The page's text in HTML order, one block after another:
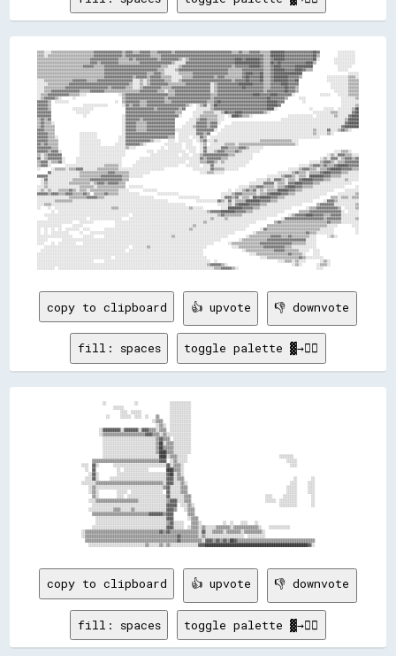
▒▒▒▒░░░░▒▒▒▒▒▒▒▒▒▒▒▒▒▒▒▒▒▒▒▒▒▒▒▒▓▓▓▓▓▓▓▓▓▓▓▓▓▓▓▓▒▒▓▓▓▓▒▒▒▒▓▓▓▓▓▓▒▒▒▒▓▓▓▓▓▓▓▓▒▒▓▓▓▓▓▓▓▓▓▓▓▓▓▓▓▓▓▓▓▓▓▓▓▓▓▓▓▓▓▓▓▓▒▒▒▒▓▓▒▒▒▒▓▓▓▓▓▓▒▒▒▒▒▒████████▓▓▓▓▓▓▓▓▓▓▓▓▓▓▓▓██▓▓          ░░░░░░░░░░  
▒▒▒▒░░▒▒▒▒▒▒▒▒▒▒▒▒▒▒▒▒▒▒▒▒▒▒▒▒▒▒▓▓▓▓▓▓▓▓▓▓▓▓▓▓▓▓▒▒▓▓▓▓▓▓▓▓▓▓▓▓▓▓▒▒▒▒▒▒▓▓▓▓▓▓▓▓▓▓▓▓▓▓▓▓▓▓▓▓▓▓▓▓▓▓▓▓▓▓▓▓▓▓▓▓▓▓▓▓▓▓▓▓▓▓▓▓▓▓▓▓▓▓▓▓▓▓▒▒▒▒████████▓▓▓▓▓▓▓▓▓▓▓▓▓▓▓▓██▒▒          ░░░░░░░░░░  
▒▒▒▒▒▒▒▒▒▒▒▒▒▒▒▒▒▒▒▒▒▒▒▒▒▒▒▒▒▒▓▓▓▓▓▓▓▓▓▓▓▓▓▓▓▓▒▒▒▒▒▒▓▓▒▒▓▓▓▓▓▓▓▓▓▓▓▓▒▒▓▓▓▓▓▓▓▓▓▓▒▒░░▒▒▓▓▓▓▓▓▓▓▓▓▓▓▓▓▓▓▓▓▓▓▓▓▓▓▓▓████▓▓████████▓▓▒▒▒▒▓▓██████▓▓▓▓▓▓▓▓▓▓▓▓▓▓▓▓██░░        ░░░░░░░░░░░░  
▒▒▒▒▒▒▒▒▒▒▒▒▒▒▒▒▒▒▒▒▒▒▒▒▒▒▒▒▒▒▓▓▓▓▒▒▓▓▓▓▓▓▓▓▓▓▒▒▒▒▒▒▒▒▒▒▒▒▓▓▓▓▓▓▓▓▓▓▓▓▓▓▓▓▓▓▒▒░░░░░░▓▓▓▓▓▓▓▓▓▓▓▓▓▓▓▓▓▓▓▓▓▓▓▓▓▓▓▓██████████████▓▓▒▒▒▒██▓▓██▓▓▓▓▓▓▓▓▓▓▓▓▓▓████▒▒          ░░░░░░░░░░░░  
▒▒▒▒▒▒▒▒▒▒▒▒▒▒▒▒▒▒▒▒▒▒▒▒▒▒▓▓▓▓▓▓▒▒▒▒▒▒▓▓▓▓▓▓▓▓▓▓▓▓▓▓▓▓▓▓▓▓▓▓▓▓▓▓▓▓▓▓▓▓▒▒▒▒░░░░░░▒▒▓▓▓▓▓▓▓▓▓▓▓▓▓▓▓▓▓▓▓▓▓▓▓▓▓▓▓▓▒▒▓▓▓▓▓▓▓▓██████▓▓▒▒▒▒▓▓████▓▓▓▓▓▓▓▓██████████              ░░░░░░░░    
▒▒▒▒▒▒▒▒▒▒▒▒▒▒▒▒▒▒▒▒▒▒▒▒▒▒▒▒▒▒▒▒▒▒▒▒▒▒▓▓▓▓▓▓▓▓▓▓▓▓▓▓▓▓▓▓▓▓▓▓▓▓▓▓▓▓▓▓▒▒▒▒░░░░░░▒▒▓▓▓▓▓▓▓▓▓▓▓▓▓▓▓▓▓▓▓▓▓▓▓▓▓▓▓▓▒▒▒▒▒▒▒▒▓▓▓▓▓▓▓▓▓▓▓▓▒▒▒▒▓▓██████▓▓▓▓▓▓████▓▓▒▒▒▒              ░░░░░░      
▒▒▒▒▒▒▒▒▒▒▒▒▒▒▒▒▒▒▒▒▒▒▒▒▒▒▒▒▒▒▒▒▒▒▒▒▒▒▓▓▓▓▓▓▓▓▓▓▓▓▓▓▓▓▓▓▓▓▓▓▓▓▒▒▒▒▓▓▓▓▒▒░░░░░░░░▒▒▒▒▒▒▒▒▓▓▓▓▓▓▓▓▓▓▓▓▓▓▓▓▓▓▓▓▒▒▒▒▒▒▒▒▓▓████▓▓▓▓██▒▒▒▒▓▓████████████████                          ░░░░░░
▒▒▒▒▒▒▒▒▒▒▒▒▒▒▒▒▒▒▒▒▒▒▒▒▒▒▒▒▒▒▒▒▒▒▒▒▒▒▓▓▓▓▓▓▓▓▓▓▓▓▓▓▓▓▒▒▓▓▓▓▓▓▒▒▓▓▓▓▓▓▒▒▒▒▒▒░░░░░░▒▒▒▒▒▒▓▓▓▓▓▓▓▓▓▓▓▓▒▒▓▓▓▓▒▒▒▒▒▒▒▒▒▒▓▓██▓▓▓▓▓▓██▒▒▒▒▓▓████████▓▓▓▓▓▓▒▒              ░░░░░░░░░░░░▒▒▒▒░░
░░░░▒▒▒▒▒▒▒▒▒▒▒▒▒▒▒▒▓▓▓▓▓▓▓▓▒▒▒▒▒▒▓▓▓▓▓▓▓▓▓▓▓▓▓▓▓▓▓▓▓▓░░░░▒▒░░▒▒▓▓▓▓▓▓▓▓▒▒▒▒░░░░▒▒▓▓▓▓▓▓▓▓▓▓▓▓▓▓▓▓▓▓▓▓▓▓▓▓▓▓▓▓▒▒▓▓▓▓▓▓██▓▓▓▓▓▓██▒▒▒▒▓▓████████▓▓▓▓██                ░░░░░░░░░░░░▒▒▒▒▒▒
░░░░░░▒▒▒▒▒▒▒▒▒▒▒▒▓▓▓▓▓▓▓▓▓▓▓▓▓▓▓▓▓▓▓▓▓▓▓▓▓▓▓▓▓▓▓▓▓▓▒▒░░░░▒▒░░▒▒▓▓▓▓▓▓▓▓▓▓▒▒▒▒▒▒▒▒▒▒▓▓▓▓▓▓▓▓▓▓▓▓▓▓░░▒▒▓▓▓▓▓▓▓▓▓▓▓▓████████▓▓▓▓▓▓▒▒▒▒▓▓▓▓▓▓████▓▓▓▓▓▓                  ░░░░░░░░░░▒▒▒▒▒▒
░░░░▒▒▒▒▒▒▒▒▒▒▒▒▓▓▓▓▓▓▓▓▓▓▓▓▓▓▓▓▓▓▓▓▓▓▓▓▒▒▓▓▓▓▓▓▓▓▒▒▒▒░░░░▒▒▓▓▓▓▓▓▓▓▓▓▒▒▒▒▒▒▓▓▓▓▓▓▓▓▓▓▓▓▓▓▓▓▓▓▓▓▓▓░░▒▒▓▓▓▓▓▓▓▓▓▓▓▓▓▓██▓▓▓▓▓▓▓▓▓▓▒▒▒▒▓▓▓▓▓▓▓▓██▓▓▓▓▒▒                  ░░░░░░░░░░▒▒▒▒▒▒
░░░░▒▒▒▒▓▓▓▓▓▓▓▓▓▓▓▓▓▓▓▓▒▒▒▒▒▒▓▓▓▓▓▓▓▓▒▒▒▒▒▒▒▒▒▒▒▒▒▒▒▒▒▒▒▒▓▓▓▓▓▓▓▓▓▓▒▒▒▒░░▒▒▒▒▓▓▓▓▓▓▓▓▓▓▓▓▓▓▓▓▓▓▓▓░░▒▒▓▓▓▓▓▓▓▓▓▓▓▓▓▓▓▓▓▓▓▓▓▓▓▓▓▓▒▒▓▓▓▓▓▓▓▓▓▓██▓▓▓▓▒▒                    ░░░░░░░░▒▒▒▒▒▒
░░▒▒▒▒▓▓▓▓▓▓▓▓▓▓▓▓▒▒▒▒▒▒░░░░                  ░░▒▒▓▓▓▓▓▓▓▓▓▓▓▓▓▓▓▓▓▓▓▓▓▓▓▓▒▒▒▒▓▓▓▓▓▓▓▓▓▓▓▓▓▓▓▓▓▓▓▓▒▒▒▒▓▓▓▓▓▓▓▓▓▓▓▓▓▓▓▓▓▓▓▓████▓▓▓▓▓▓████▓▓▓▓▓▓▓▓░░              ░░░░░░    ░░░░░░▒▒▒▒▒▒
░░▒▒▓▓▓▓▓▓▒▒░░      ░░                          ▒▒▓▓▓▓▓▓▓▓▓▓▓▓▓▓▓▓▓▓▓▓▓▓▒▒▓▓▓▓▓▓▓▓▓▓▓▓▓▓▓▓▓▓▓▓▓▓▓▓▒▒▓▓▓▓▓▓▓▓▓▓▓▓▓▓▓▓▓▓▓▓▓▓▓▓▓▓▓▓▓▓██▓▓▓▓▓▓▓▓▒▒      ░░░░                    ░░░░░░░░▒▒
▓▓▓▓▓▓▒▒  ░░░░░░░░                          ░░  ▒▒▓▓▓▓▓▓▓▓▒▒▒▒▓▓▓▓▓▓▓▓▓▓▒▒▒▒▓▓▓▓▓▓▓▓▓▓▓▓▓▓▓▓▓▓▓▓▒▒▒▒▓▓██▓▓▓▓▓▓▓▓▓▓▓▓▓▓▓▓▓▓▓▓▓▓▓▓▓▓██████▓▓▓▓          ░░                    ░░░░░░░░░░
▓▓▓▓▓▓▒▒                  ░░░░░░░░░░░░░░        ░░▓▓▒▒▓▓▓▓▒▒▒▒▓▓▓▓▓▓▓▓▓▓▓▓▓▓▓▓▓▓▓▓▓▓▒▒░░  ░░▒▒▓▓░░▒▒██▓▓▓▓▓▓▓▓▓▓▓▓▓▓▓▓▓▓▓▓▓▓▓▓▓▓▓▓██████▓▓                                  ░░░░░░░░▒▒
▓▓▓▓▓▓▒▒            ░░░░░░░░░░░░                  ▓▓▓▓▓▓▓▓▓▓▓▓▓▓▓▓▒▒▓▓▓▓▓▓▓▓▓▓▓▓▒▒▓▓      ░░░░░░░░▒▒▓▓▓▓▓▓▓▓▓▓▓▓▓▓▓▓▓▓▓▓▓▓▓▓▓▓▓▓▓▓████░░                  ░░      ░░░░░░  ░░░░░░░░▒▒██
▓▓▓▓▓▓▓▓              ░░░░░░░░                    ▓▓▓▓▓▓▓▓▓▓▓▓▓▓▓▓▓▓▓▓▓▓▓▓▓▓▓▓▒▒▒▒      ░░░░░░▒▒▒▒▒▒░░░░▒▒██▓▓▓▓████▓▓▓▓▓▓▓▓▓▓▓▓▒▒░░                        ░░░░░░░░░░▒▒▒▒░░░░░░░░▓▓██
▓▓▓▓▓▓▓▓                  ░░                    ░░▓▓▓▓▓▓▓▓▓▓▓▓▓▓▓▓▓▓▓▓▓▓▓▓▓▓▓▓▓▓░░      ░░░░▒▒▒▒▒▒▒▒▒▒░░░░  ░░████▓▓▒▒▒▒░░                    ░░░░░░░░░░░░░░  ░░░░░░░░░░▒▒░░░░░░▓▓████
▒▒▓▓▒▒▓▓                                        ░░▓▓▓▓▓▓▓▓▒▒▓▓▓▓▓▓▓▓▓▓▓▓▓▓▓▓▓▓        ░░░░▒▒▓▓▓▓▒▒▒▒▒▒░░░░                                ░░░░░░░░░░░░░░░░░░░░░░░░░░░░░░░░░░░░▒▒██████
▒▒▓▓▒▒▒▒░░                                      ░░▓▓▓▓▓▓▒▒▒▒▒▒▓▓▓▓▓▓▓▓▓▓▓▓▓▓▓▓      ░░░░░░▓▓▓▓▓▓▒▒▓▓▓▓░░      ░░░░░░░░░░░░░░░░░░░░░░░░░░░░░░░░░░░░░░░░░░░░░░░░░░░░░░░░░░░░░░░░▓▓██████
▒▒▓▓▒▒▒▒▒▒                                      ░░▓▓▓▓▓▓▒▒▒▒▒▒▓▓▓▓▓▓▓▓▓▓▓▓▓▓▓▓    ░░░░░░▒▒▓▓▓▓▓▓▒▒▓▓▓▓    ░░░░░░░░░░░░░░░░░░░░░░░░░░░░░░░░░░░░░░░░░░░░░░░░░░░░░░░░░░░░░░░░░░▓▓████████
▓▓▓▓▒▒▒▒▒▒                                      ░░▓▓▓▓▓▓▒▒▒▒▒▒▓▓▓▓▓▓▓▓▓▓▓▓▓▓▓▓░░░░░░░░░░░░▓▓▓▓▓▓▓▓▓▓░░  ░░░░░░░░░░░░░░░░░░░░░░░░░░░░░░░░░░░░░░░░░░░░░░░░░░░░▒▒░░░░░░▓▓░░░░▒▒▓▓▒▒░░    
▓▓▓▓▓▓▒▒▒▒              ░░░░░░░░░░              ░░▓▓▓▓▓▓▓▓▓▓▓▓▓▓▓▓▓▓▓▓▓▓▓▓▓▓▓▓  ░░░░░░░░░░▓▓▓▓▒▒▓▓    ░░░░░░░░░░░░░░░░░░░░░░░░░░░░░░░░░░░░░░░░░░░░░░░░░░░░░░▒▒░░░░░░▒▒░░              
▓▓▓▓▓▓▒▒▒▒░░            ░░░░░░░░░░            ░░░░▓▓▓▓▓▓▓▓▓▓▓▓▓▓▓▓▓▓▓▓▓▓▓▓▒▒▒▒  ░░░░░░  ░░░░▓▓▒▒  ░░░░░░░░░░░░░░░░░░░░░░░░░░░░░░░░░░░░░░░░░░░░░░░░░░░░░░░░░░░░░░                      
▓▓▓▓▓▓▒▒▒▒▒▒            ░░░░░░░░░░░░          ░░░░▓▓▓▓▓▓▓▓▓▓▓▓▓▓▒▒░░░░    ░░░░  ░░░░░░░░  ░░▒▒▓▓░░░░▒▒░░░░░░░░░░░░░░░░░░░░░░░░▒▒▒▒▒▒▒▒▒▒▒▒▒▒▒▒▒▒░░░░                                  
▓▓▒▒▓▓▒▒▒▒▒▒            ░░░░░░░░░░░░        ░░░░░░▓▓▓▓▓▓▓▓▒▒░░          ░░░░░░░░░░  ░░░░    ░░▒▒  ░░░░░░░░▒▒▒▒▒▒░░▒▒▒▒▒▒▒▒▒▒▒▒▒▒▒▒▒▒▒▒▒▒▒▒▒▒▒▒▒▒▒▒░░                                  
▓▓▓▓▓▓▓▓▒▒▒▒            ░░░░░░░░░░░░░░░░░░░░░░░░░░▒▒░░░░              ░░  ░░░░░░░░  ░░░░░░  ░░▓▓░░░░░░░░▓▓▓▓▒▒▒▒▒▒▓▓▓▓▒▒░░░░░░░░                                                      
▓▓▓▓▓▓▒▒▓▓▓▓░░          ░░░░░░░░░░░░░░░░░░░░░░░░░░            ░░░░  ░░░░░░░░░░░░░░░░  ░░░░  ░░▓▓░░░░▒▒▓▓▓▓▒▒▒▒▒▒▓▓▒▒░░░░░░░░░░                                          ░░░░▒▒▒▒░░    
▒▒░░▒▒▓▓▓▓▓▓▓▓          ░░░░░░░░░░░░░░░░░░░░░░░░░░              ░░░░░░░░░░░░░░░░  ░░░░  ░░░░▒▒▓▓▓▓▓▓▓▓▓▓▓▓▓▓▒▒▒▒░░░░░░░░░░                                          ░░▒▒░░▓▓▓▓▒▒▒▒░░░░
▓▓░░▒▒▓▓▓▓▓▓▓▓░░      ░░░░░░░░░░░░░░░░░░░░░░░░░░          ░░░░░░░░░░░░░░░░░░░░░░░░░░░░░░░░░░▓▓▒▒▓▓▓▓▓▓▓▓▒▒▒▒░░░░░░░░░░░░░░                                      ░░▒▒░░▓▓▓▓░░▒▒▓▓▓▓▒▒▓▓
▒▒▓▓▓▓░░▒▒▒▒▓▓░░      ░░░░░░░░░░░░░░░░░░░░░░░░░░        ░░░░░░░░░░░░░░░░░░░░░░░░░░░░  ░░░░░░▒▒▒▒▓▓▓▓▒▒░░▒▒░░░░░░░░░░░░░░                                  ░░░░░░▒▒▓▓▓▓▒▒░░▒▒▒▒▓▓▓▓▓▓▓▓
▒▒▓▓▓▓░░        ░░░░░░░░░░░░░░░░░░░░░░▒▒▒▒▒▒▒▒░░      ░░░░░░░░░░░░░░░░░░░░░░░░░░    ░░░░░░░░  ░░░░▓▓░░░░░░░░░░░░░░░░░░                              ░░░░░░▒▒▓▓▓▓▒▒▓▓▒▒▒▒▓▓██████▓▓▓▓▓▓
░░      ░░▒▒▒▒▒▒░░▒▒▒▒▓▓▓▓░░░░░░░░▒▒▒▒▒▒▒▒▒▒▒▒░░░░░░░░░░░░░░░░░░░░░░░░░░                ░░░░░░░░░░▓▓▒▒▒▒▒▒░░░░░░░░                            ░░░░░░▒▒▓▓▓▓▒▒▒▒░░▒▒▒▒▓▓██████▓▓▓▓▓▓▒▒▒▒
      ▓▓░░░░░░░░░░░░░░░░▒▒▒▒▒▒▒▒▒▒▒▒▒▒▒▒▓▓▓▓▒▒▒▒▒▒▒▒░░░░░░░░░░░░                            ░░░░▒▒▒▒░░░░░░                              ░░░░░░░░▒▒▓▓▒▒▒▒░░▒▒▒▒▒▒▓▓████▓▓▓▓▓▓▒▒▒▒░░░░░░
▓▓▓▓▓▓░░░░░░░░░░░░░░░░░░▒▒▒▒▒▒▒▒▒▒▒▒▓▓▓▓▓▓▓▓▓▓▓▓▒▒▒▒░░░░░░░░                                                                      ░░░░░░░░▒▒▓▓▓▓▒▒░░▒▒▒▒░░████████▓▓▓▓▒▒▒▒▒▒░░░░░░░░░░
  ░░▓▓░░░░░░░░░░░░░░▒▒▒▒▒▒▒▒▒▒▓▓▓▓▓▓▓▓▓▓▓▓▓▓▓▓▓▓▒▒▒▒                                                                        ░░░░░░▒▒░░▓▓▓▓▒▒░░▒▒▒▒░░▓▓██████▓▓▓▓▓▓▒▒▒▒░░░░░░░░▒▒░░░░░░
  ░░▒▒░░░░░░░░░░░░▒▒▒▒▒▒▒▒▒▒▒▒░░▒▒▓▓▓▓▒▒▓▓▓▓▓▓▒▒▒▒                                                                      ░░░░░░░░▓▓▓▓▓▓░░▒▒▒▒░░▓▓▓▓████▓▓▓▓▓▓▒▒▒▒░░░░░░░░░░░░░░░░░░    
░░░░▒▒░░░░░░░░░░░░░░░░░░▒▒▒▒▒▒▒▒░░▒▒▒▒▒▒▒▒▒▒▒▒▒▒▒▒  ░░░░░░░░                                                      ░░░░░░▒▒▒▒▓▓▓▓▒▒▒▒▒▒░░▒▒▒▒▓▓████▓▓▓▓▒▒▒▒▒▒░░░░░░░░░░░░░░░░░░      ░░
░░▒▒░░▒▒░░░░▒▒▒▒▒▒▓▓▒▒░░▒▒▒▒░░▒▒▒▒▒▒▒▒▒▒▒▒▒▒▒▒░░░░░░        ░░░░░░░░                                        ░░  ░░░░▒▒▓▓▒▒▓▓░░▒▒░░▒▒▒▒▒▒██████▓▓▓▓▒▒▒▒░░░░░░░░░░░░░░░░░░      ░░░░░░░░
▓▓▓▓▓▓▒▒▓▓▓▓▒▒▒▒▓▓▓▓▒▒▒▒▒▒▓▓▒▒  ▒▒▒▒▒▒▓▓▒▒▒▒▒▒░░░░░░░░░░░░          ░░░░░░░░░░░░                        ░░░░░░▒▒▓▓▓▓▒▒▒▒▒▒▒▒░░▒▒▒▒▓▓██████▓▓▓▓▒▒▒▒░░░░░░░░░░░░░░░░░░      ░░░░░░░░░░▒▒
░░░░░░░░░░░░░░░░░░▒▒▒▒▒▒▒▒▒▒▓▓▓▓▓▓▒▒▒▒░░░░░░░░░░░░░░░░░░░░░░░░░░░░              ░░░░░░░░░░░░            ░░▓▓▓▓▒▒▓▓░░▒▒▒▒░░██▓▓██████▓▓▓▓▒▒▒▒░░░░░░░░░░░░░░░░░░░░      ▒▒▒▒░░▒▒▒▒░░▒▒▒▒
░░░░░░░░░░▒▒▒▒▒▒▒▒▒▒░░░░░░░░░░░░░░░░░░░░░░░░░░░░░░░░░░░░░░░░░░░░░░░░░░░░░░                ░░░░░░░░░░░░▓▓▒▒░░▓▓░░▒▒▒▒▒▒████████▓▓▓▓▓▓▒▒▒▒░░░░░░░░░░░░░░░░░░░░      ░░▓▓▓▓▒▒░░░░░░░░░░░░
░░░░▒▒▒▒░░░░░░░░░░░░░░░░░░░░░░░░░░░░░░░░░░░░░░░░░░░░░░░░░░░░░░░░░░░░░░░░░░░░░░░░░░░░                  ░░░░░░▒▒░░▓▓██████▓▓▓▓▓▓▒▒▒▒░░░░░░░░░░░░░░░░░░░░        ▒▒▓▓▓▓▓▓▓▓░░░░░░░░░░░░▒▒
░░    ░░  ░░░░░░░░░░░░░░░░░░░░░░░░░░░░░░░░▒▒▒▒░░░░░░░░░░░░░░░░░░░░░░░░░░░░░░░░░░░░░░░░▒▒░░░░░░          ░░░░████████▓▓▓▓▓▓▒▒▒▒░░░░░░░░░░░░░░░░░░        ░░▒▒▒▒▓▓▓▓▓▓▓▓▓▓▓▓▒▒  ░░░░░░▒▒
        ░░  ░░░░░░░░░░░░░░░░░░░░░░░░░░░░░░░░░░░░░░░░░░░░░░░░░░░░░░░░░░░░░░░░░░░░░░░░░░░░░░░░░░░░▒▒▓▓▓▓▓▓████████▓▓▓▓▓▓▒▒▒▒░░░░░░░░░░░░░░░░░░        ▒▒▒▒▒▒▓▓▓▓▓▓▓▓▓▓▓▓▓▓▓▓▓▓░░  ░░░░░░
    ░░░░░░░░░░░░░░░░░░░░░░░░░░░░░░░░░░░░░░░░░░░░░░░░  ░░░░░░░░░░░░░░░░░░░░░░░░░░░░░░░░░░░░░░░░░░░░░░░░▒▒▓▓▒▒▒▒▒▒▒▒▒▒░░░░░░░░░░░░░░░░░░░░      ░░▒▒▓▓▓▓▓▓████▓▓▓▓▓▓▒▒▒▒▓▓▓▓▓▓░░░░░░░░░░
      ░░░░░░░░░░░░░░░░░░░░░░  ░░░░░░░░░░░░░░░░░░    ░░░░░░░░░░░░░░░░░░░░░░░░░░░░░░░░░░░░░░░░░░░░░░▒▒░░░░░░▒▒░░░░░░░░░░░░░░░░░░░░░░        ░░▓▓▓▓▓▓▓▓▓▓▓▓▓▓▓▓▓▓▓▓▓▓▒▒▓▓▓▓▓▓▓▓░░░░░░░░▒▒
░░░░░░░░░░░░░░░░░░░░    ░░░░░░░░            ░░░░░░░░░░░░░░░░░░░░░░░░░░░░░░░░░░░░░░░░░░░░░░░░░░▒▒░░░░░░░░░░░░░░░░░░░░░░░░░░░░          ▒▒▓▓▒▒▒▒▒▒▒▒▒▒▒▒▒▒▒▒▒▒▒▒▒▒▒▒▒▒▓▓▒▒▒▒▒▒░░░░░░░░░░
░░░░░░░░░░░░░░      ░░░░░░                  ░░░░░░░░░░░░░░░░░░░░░░░░░░░░░░░░░░░░░░░░░░░░▒▒░░░░░░░░░░░░░░░░░░░░░░░░░░░░░░          ▒▒▒▒▒▒▒▒▒▒▒▒▒▒▒▒▒▒▒▒▒▒▒▒▒▒▒▒▒▒▒▒▒▒░░░░░░        ░░░░
░░  ░░  ░░  ░░  ░░░░░░░░  ░░░░        ░░░░░░░░░░░░░░░░░░░░░░░░░░░░░░░░░░░░░░░░░░░░░░░░▒▒░░░░░░░░░░░░░░░░░░░░░░░░░░░░░░        ░░▓▓▒▒▒▒▒▒▒▒▒▒▒▒▒▒▒▒▒▒▒▒▒▒▒▒▒▒▒▒▒▒░░░░░░░░            ░░
░░  ░░  ░░░░░░░░░░      ░░    ░░░░░░░░░░░░░░░░░░░░░░░░░░░░░░░░░░░░░░░░░░░░░░░░░░░░░░░░░░░░░░░░░░░░░░░░░░░░░░░░░░          ░░▒▒▒▒▒▒▒▒▒▒▒▒▒▒▒▒▒▒▒▒▒▒▒▒▒▒▒▒▓▓▒▒▒▒░░░░░░░░░░            ░░
░░░░░░░░░░░░░░░░░░░░      ░░░░░░      ░░░░░░░░░░░░░░░░░░░░░░░░░░░░░░░░░░░░░░▒▒░░░░░░░░░░░░░░░░░░░░░░░░░░░░░░          ░░▒▒▒▒▒▒▒▒▒▒▒▒▓▓▓▓▓▓▒▒▒▒▓▓▒▒▒▒▒▒▒▒▒▒░░░░      ░░▒▒░░            
░░░░░░        ░░░░░░░░░░░░░░░░░░░░░░░░░░░░░░░░░░░░░░░░░░░░░░░░░░░░░░░░░░░░░░░░░░░░░░░░░░░░░░░░░░░░░░░░░░          ░░▒▒▒▒▒▒▒▒▒▒▒▒▒▒▓▓▓▓▓▓▓▓▓▓▓▓▓▓▓▓▓▓▓▓▓▓░░░░░░                        
░░░░    ░░  ░░░░░░░░░░    ░░░░░░░░░░░░░░░░░░░░░░░░░░░░░░░░░░░░░░░░░░░░░░░░░░░░░░░░░░░░░░░░░░░░░░░░░░        ░░▒▒▒▒▒▒▒▒
copy to clipboard 👍 upvote 👎 downvote
fill: spaces toggle palette ▓→✊🏽
              ░░      ░░░░░░  ░░░░  ░░    ▒▒      ░░░░░░░░░░░░
                                        ░░▒▒▒▒    ░░░░░░░░░░░░
                                          ░░▒▒░░  ░░░░░░░░░░░░
          ░░▓▓▓▓▓▓▓▓▓▓░░▓▓▓▓▓▓▓▓░░▓▓▓▓▒▒▒▒░░▒▒▒▒  ░░░░░░░░░░░░
          ░░▒▒▒▒▒▒▒▒▒▒▒▒▒▒▒▒▒▒▒▒▒▒▒▒▓▓▓▓▒▒▒▒░░▒▒░░░░░░░░░░░░░░
            ░░░░░░░░░░░░░░░░░░░░░░░░░░░░░░▒▒▓▓▒▒▒▒  ░░░░░░░░░░
            ░░░░░░░░░░░░░░░░░░░░░░░░░░░░░░▒▒██░░▒▒▒▒░░░░░░░░░░
            ░░░░░░░░░░░░░░░░░░░░░░░░░░░░░░▒▒██▒▒▒▒▒▒░░░░░░░░░░
            ░░░░░░░░░░░░░░░░░░░░░░░░░░░░░░▒▒████▒▒▒▒░░░░░░░░░░
            ░░░░░░░░░░░░░░░░░░░░░░░░░░░░░░░░████░░▒▒▒▒░░░░░░                                                    ░░░░░░░░
      ▒▒▒▒▒▒▒▒▒▒▒▒▒▒▒▒▒▒▒▒▒▒▒▒▒▒▒▒▒▒▒▒▒▒▒▒▒▒▓▓▓▓  ░░▒▒░░░░░░                                                        ░░░░░░
░░░░  ▓▓░░        ░░░░░░░░░░░░░░░░░░░░░░░░░░░░░░▓▓░░▒▒▒▒░░                                                            ░░░░
  ░░  ▓▓            ░░  ░░░░░░░░░░░░░░          ████▒▒▒▒░░
    ░░▓▓░░          ░░░░░░░░░░░░░░░░░░░░░░░░░░░░▓▓██░░▒▒░░
  ░░░░▓▓░░      ░░░░░░░░░░░░░░░░░░░░░░░░░░░░░░░░▓▓▓▓░░▒▒▒▒                                                              ░░        ░░
░░░░░░░░▒▒▒▒▒▒▒▒▒▒▒▒▒▒▒▒▒▒▒▒▒▒▒▒▒▒▒▒▒▒▒▒▒▒▒▒▒▒░░▓▓▓▓░░░░▒▒░░                                                          ░░░░      ░░░░
    ░░▒▒░░░░░░░░░░░░░░░░░░░░░░░░░░░░░░░░░░░░░░▒▒▓▓░░░░░░▒▒▒▒                                                        ░░░░░░      ░░░░
    ░░▒▒░░          ░░░░░░  ░░░░░░░░░░░░░░░░░░  ▓▓░░░░░░▒▒▒▒                                                        ░░░░░░      ░░░░
      ▒▒░░          ░░░░  ░░░░░░░░░░░░░░░░░░░░░░▓▓░░░░░░░░▒▒▒▒                                          ░░░░      ░░░░░░░░        ░░
    ░░░░▒▒▒▒▒▒▒▒▒▒▒▒▒▒▒▒▒▒▒▒▒▒▒▒░░░░░░░░░░░░░░░░▒▒▓▓▓▓░░░░▒▒▒▒                                          ░░░░░░  ░░░░░░░░░░        ░░
      ░░░░░░░░░░░░░░░░░░░░░░░░░░░░░░░░░░░░░░░░░░▓▓▓▓▓▓  ░░░░▒▒░░                                                ░░░░░░░░░░        ░░
    ░░░░░░░░░░░░░░▒▒▒▒░░░░░░▒▒░░░░░░░░░░░░░░░░░░▓▓▓▓▒▒    ░░▒▒▒▒
      ▒▒▒▒▒▒▒▒▒▒▒▒▒▒▒▒▒▒▒▒▒▒▒▒▒▒▒▒▒▒▒▒▓▓▓▓▓▓▓▓▒▒▓▓▓▓        ▒▒▒▒
        ░░░░░░░░░░░░░░░░░░░░░░░░░░░░░░░░░░░░░░░░▓▓▓▓        ░░▒▒▒▒
        ░░░░░░░░░░░░░░░░░░░░░░░░░░░░░░░░░░░░░░░░▒▒▓▓░░░░░░    ▒▒▒▒░░            ░░  ░░    ░░░░    ░░
      ░░░░░░░░░░░░░░░░░░░░░░░░░░░░░░░░░░░░░░░░░░▓▓▓▓░░░░░░  ░░▒▒▒▒░░▒▒░░░░░░▒▒▒▒▒▒▒▒░░▒▒▒▒▒▒▒▒▒▒▒▒▒▒░░    ░░░░░░░░░░░░
░░▒▒▒▒▒▒▒▒▒▒▒▒▒▒▒▒▒▒▒▒▒▒▒▒▒▒▒▒▒▒▒▒▒▒▒▒▒▒▒▒▒▒▓▓▒▒▓▓▒▒▒▒▒▒▒▒▒▒▒▒▒▒▒▒░░▓▓░░░░▒▒▒▒▒▒░░▒▒▒▒▒▒▒▒░░▒▒▒▒▒▒▒▒▒▒░░
░░▒▒▒▒▒▒▒▒▒▒▒▒▒▒▒▒▒▒▒▒▒▒▒▒▒▒▒▒▒▒▒▒▒▒▒▒▒▒▒▒▒▒▒▒▒▒▒▒▒▒▒▒▓▓▒▒▒▒▒▒▒▒▒▒░░▒▒░░░░░░░░░░░░░░░░░░░░░░  ░░░░░░░░░░
  ▒▒▒▒▒▒▒▒▒▒▒▒▒▒▒▒▒▒▒▒▒▒▒▒▒▒▒▒▒▒▒▒▒▒▒▒▒▒▒▒▒▒▒▒▒▒▒▒▒▒▒▒▓▓▒▒▒▒▒▒▒▒▒▒▒▒░░▓▓▓▓▒▒▓▓▒▒▓▓▒▒██▓▓▒▒▒▒▒▒▒▒▒▒▒▒▒▒▒▒▒▒▒▒▒▒▒▒▒▒▒▒▒▒▒▒▒▒▒▒▒▒▒▒▒▒▒▒
copy to clipboard 👍 upvote 👎 downvote
fill: spaces toggle palette ▓→✊🏽